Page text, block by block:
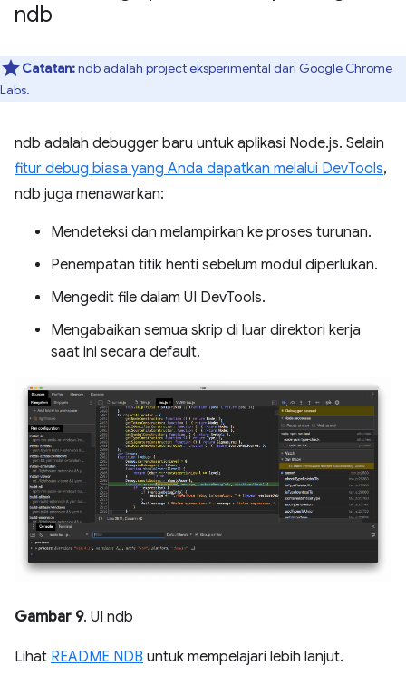
ndb
Catatan:ndb adalah project eksperimental dari Google Chrome
Labs.
ndb adalah debugger baru untuk aplikasi Node.js. Selain
fitur debug biasa yang Anda dapatkan melalui DevTools,
ndb juga menawarkan:
Mendeteksi dan melampirkan ke proses turunan.
Penempatan titik henti sebelum modul diperlukan.
Mengedit file dalam UI DevTools.
Mengabaikan semua skrip di luar direktori kerja
saat ini secara default.
Gambar 9. UI ndb
Lihat README NDB untuk mempelajari lebih lanjut.